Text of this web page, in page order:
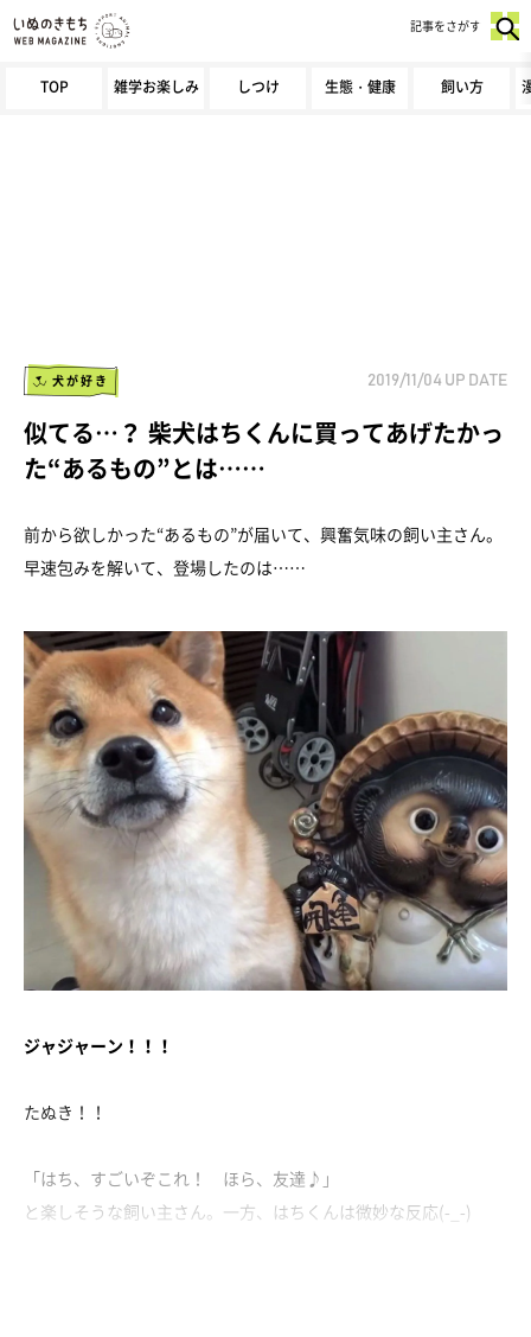
TOP 雑学お楽しみ しつけ 生態・健康 飼い方
記事をさがす
犬が好き 2019/11/04 UP DATE
似てる…？ 柴犬はちくんに買ってあげたかっ
た“あるもの”とは……
前から欲しかった“あるもの”が届いて、興奮気味の飼い主さん。
早速包みを解いて、登場したのは……
ジャジャーン！！！
たぬき！！
「はち、すごいぞこれ！ ほら、友達♪」
と楽しそうな飼い主さん。一方、はちくんは微妙な反応(-_-)